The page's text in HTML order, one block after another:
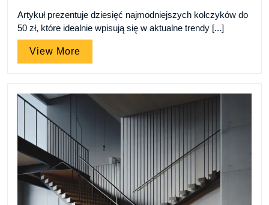
Artykuł prezentuje dziesięć najmodniejszych kolczyków do
50 zł, które idealnie wpisują się w aktualne trendy [...]
View More
More